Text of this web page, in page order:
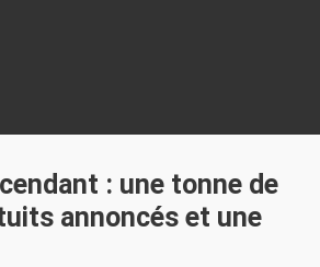
: une tonne de
annoncés et une